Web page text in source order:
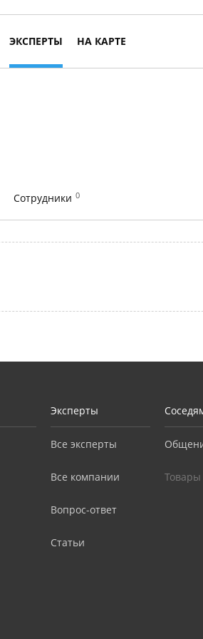
ЭКСПЕРТЫ НА КАРТЕ
Сотрудники 0
Эксперты
Все эксперты
Все компании
Вопрос-ответ
Статьи
Товары